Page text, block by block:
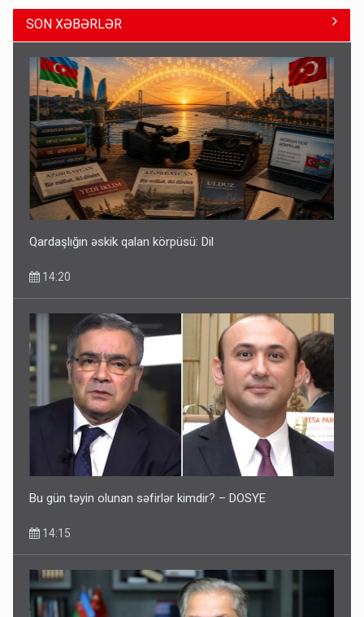
Bu şəxslərin müavinəti LƏĞV EDİLƏCƏK
11:46
Corab satdığı deyilən qazi ilə bağlı - Daha bir açıqlama
11:40
SON XƏBƏRLƏR
Qardaşlığın əskik qalan körpüsü: Dil
14:20
Bu gün təyin olunan səfirlər kimdir? – DOSYE
14:15